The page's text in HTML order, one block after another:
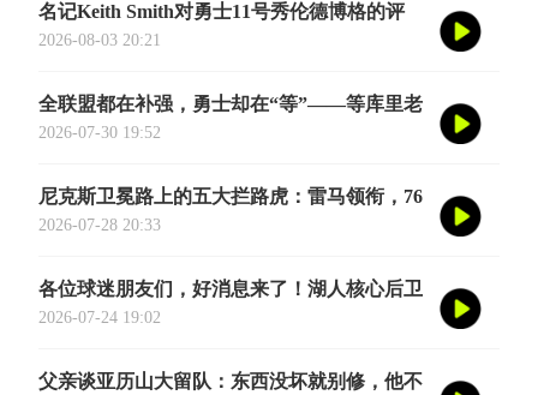
名记Keith Smith对勇士11号秀伦德博格的评
价，用词非常精准。他说伦德博格是夏联最耀
2026-08-03 20:21
全联盟都在补强，勇士却在“等”——等库里老
去的那一天
2026-07-30 19:52
尼克斯卫冕路上的五大拦路虎：雷马领衔，76
人四巨头在列
2026-07-28 20:33
各位球迷朋友们，好消息来了！湖人核心后卫
奥斯汀·里夫斯的2026中国行「紫金之旅」正
2026-07-24 19:02
父亲谈亚历山大留队：东西没坏就别修，他不